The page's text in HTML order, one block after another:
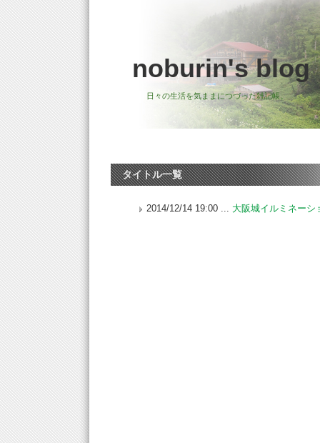
noburin's blog
日々の生活を気ままにつづった雑記帳。
タイトル一覧
2014/12/14 19:00 ... 大阪城イルミネーシ